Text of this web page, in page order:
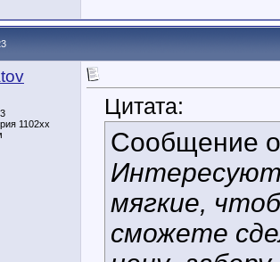
1102хх
Цитата:
Сообщение
Интересуют
мягкие,
сможете